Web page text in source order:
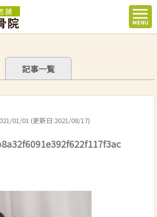
記事一覧
01/01 (更新日:2021/08/17)